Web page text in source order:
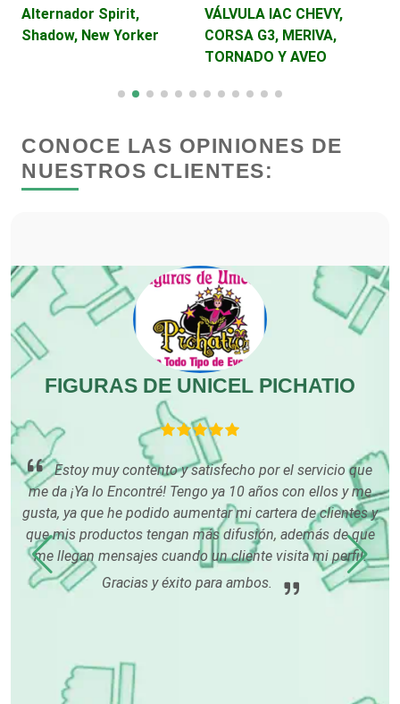
Edecanes
Electricidad y Plomería
Electrónica
Elevadores y Ascensores
Empaques y Embalajes
Empresas de Limpieza
Energía Solar
Enfermedades de la Piel
Envases y Empaques
Alternador Spirit,
Shadow, New Yorker
VÁLVULA IAC CHEVY,
CORSA G3, MERIVA,
TORNADO Y AVEO
CONOCE LAS OPINIONES DE
NUESTROS CLIENTES:
FIGURAS DE UNICEL PICHATIO
Estoy muy contento y satisfecho por el servicio que
me da ¡Ya lo Encontré! Tengo ya 10 años con ellos y me
gusta, ya que he podido aumentar mi cartera de clientes y
que mis productos tengan más difusión, además de que
me llegan mensajes cuando un cliente visita mi perfil.
Gracias y éxito para ambos.